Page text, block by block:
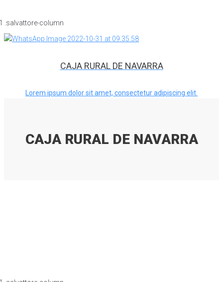
CAJA RURAL DE NAVARRA
Lorem ipsum dolor sit amet, consectetur adipiscing elit.
CAJA RURAL DE NAVARRA